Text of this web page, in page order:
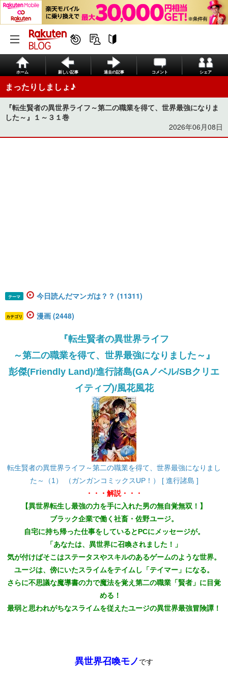
ホーム 新しい記事 過去の記事 コメント シェア
まったりしましょ♪
『転生賢者の異世界ライフ～第二の職業を得て、世界最強になりま
した～』１～３１巻
2026年06月08日
テーマ 今日読んだマンガは？？ (11311)
カテゴリ 漫画 (2448)
『転生賢者の異世界ライフ
～第二の職業を得て、世界最強になりました～ 』
彭傑(Friendly Land)/進行諸島(GAノベル/SBクリエ
イティブ)/風花風花
転生賢者の異世界ライフ～第二の職業を得て、世界最強になりまし
た～（1） （ガンガンコミックスUP！） [ 進行諸島 ]
・・・解説・・・
【異世界転生し最強の力を手に入れた男の無自覚無双！】
ブラック企業で働く社畜・佐野ユージ。
自宅に持ち帰った仕事をしているとPCにメッセージが。
「あなたは、異世界に召喚されました！」
気が付けばそこはステータスやスキルのあるゲームのような世界。
ユージは、傍にいたスライムをテイムし「テイマー」になる。
さらに不思議な魔導書の力で魔法を覚え第二の職業「賢者」に目覚
める！
最弱と思われがちなスライムを従えたユージの異世界最強冒険譚！
異世界召喚モノ です